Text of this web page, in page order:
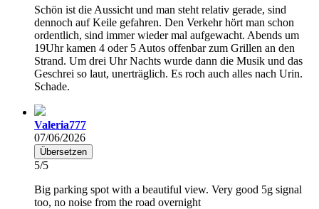
Schön ist die Aussicht und man steht relativ gerade, sind
dennoch auf Keile gefahren. Den Verkehr hört man schon
ordentlich, sind immer wieder mal aufgewacht. Abends um
19Uhr kamen 4 oder 5 Autos offenbar zum Grillen an den
Strand. Um drei Uhr Nachts wurde dann die Musik und das
Geschrei so laut, unerträglich. Es roch auch alles nach Urin.
Schade.
Valeria777
07/06/2026
Übersetzen
5/5
Big parking spot with a beautiful view. Very good 5g signal
too, no noise from the road overnight